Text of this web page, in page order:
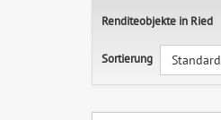
Renditeobjekte in Ried
Sortierung Standard